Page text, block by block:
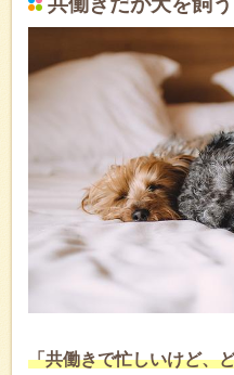
「共働きで忙しいけど、